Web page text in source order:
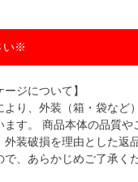
い※
ージについて】
より、外装（箱・袋など
ます。 商品本体の品質や
外装破損を理由とした返
、あらかじめご了承く